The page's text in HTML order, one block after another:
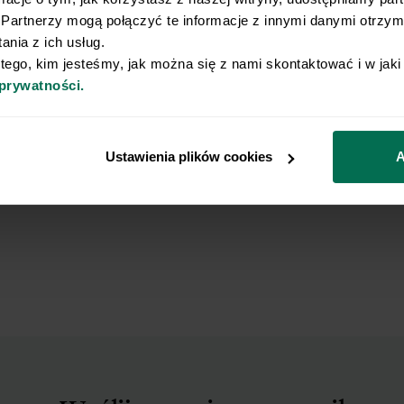
mogą połączyć te informacje z innymi danymi
z ich usług.
kim jesteśmy, jak można się z nami skontaktować i w
Ustawienia plików cookies
zmięknie; w razie potrzeby
10
Gdy mięso jest miękkie, dodajemy
jeszcze około 5 minut bez
Doprawiamy do smaku solą,
11 Przekładamy na talerze,